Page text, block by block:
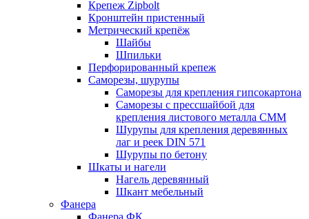
Крепеж Zipbolt
Кронштейн пристенный
Метрический крепёж
Шайбы
Шпильки
Перфорированный крепеж
Саморезы, шурупы
Саморезы для крепления гипсокартона
Саморезы с прессшайбой для
крепления листового металла СММ
Шурупы для крепления деревянных
лаг и реек DIN 571
Шурупы по бетону
Шкаты и нагели
Нагель деревянный
Шкант мебельный
Фанера
Фанера ФК